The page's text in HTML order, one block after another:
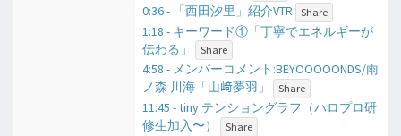
0:36 - 「西田汐里」紹介VTR Share
1:18 - キーワード①「丁寧でエネルギーが
伝わる」
Share
4:58 - メンバーコメント:BEYOOOOONDS/雨
ノ森 川海「山﨑夢羽」
Share
11:45 - tiny テンショングラフ（ハロプロ研
修生加入〜）
Share